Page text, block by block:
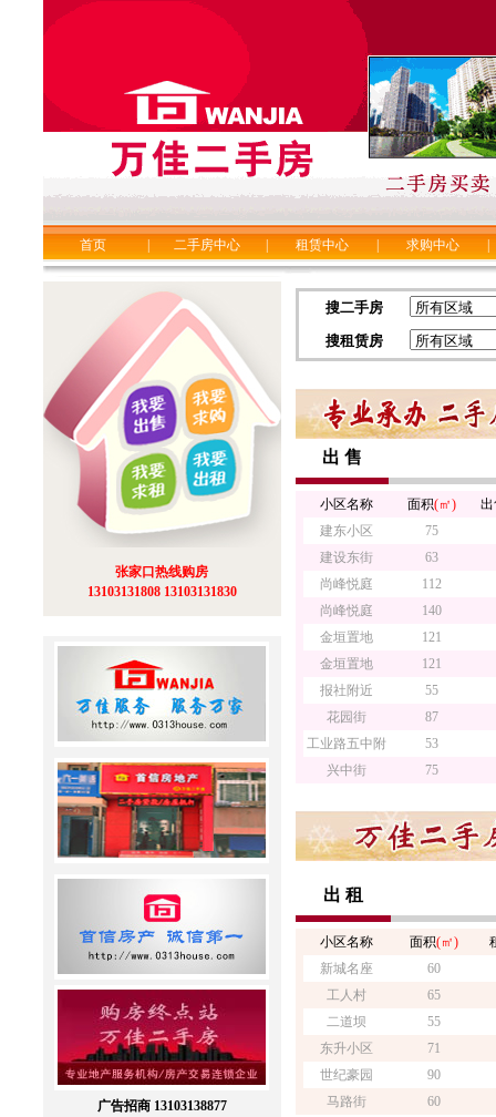
首页 二手房中心 租赁中心 求购中心
张家口热线购房
13103131808 13103131830
搜二手房
搜租赁房
出 售
小区名称 面积(㎡)
建东小区
75
建设东街
63
尚峰悦庭
112
尚峰悦庭
140
金垣置地
121
金垣置地
121
报社附近
55
花园街
87
工业路五中附
53
兴中街
75
广告招商 13103138877
出 租
小区名称 面积(㎡)
新城名座
60
工人村
65
二道坝
55
东升小区
71
世纪豪园
90
马路街
60